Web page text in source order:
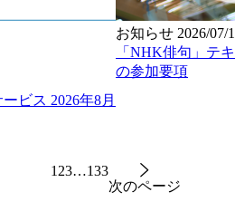
ビス 2026年8月
お知らせ 2026/07/
「NHK俳句」
の参加要項
1 23…133
次のページ